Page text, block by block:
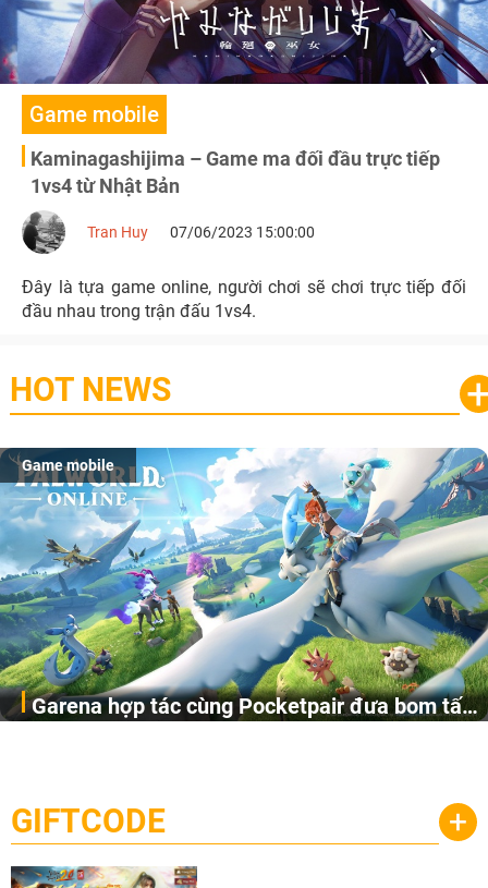
Game mobile
Kaminagashijima – Game ma đối đầu trực tiếp
1vs4 từ Nhật Bản
Tran Huy 07/06/2023 15:00:00
Đây là tựa game online, người chơi sẽ chơi trực tiếp đối
đầu nhau trong trận đấu 1vs4.
HOT NEWS
Game mobile
Garena hợp tác cùng Pocketpair đưa bom tấn
cầu, theo giấy phép chính thức từ công ty game Nhật Bản
Pocketpair, Inc.
GIFTCODE +